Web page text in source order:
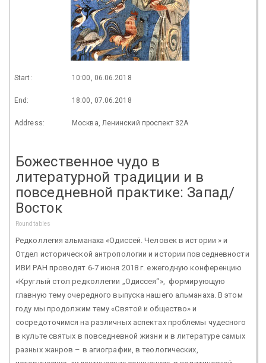
Start: 10:00, 06.06.2018
End: 18:00, 07.06.2018
Address: Москва, Ленинский проспект 32А
Божественное чудо в
литературной традиции и в
повседневной практике: Запад/
Восток
Roundtables
Редколлегия альманаха «Одиссей. Человек в истории » и
Отдел исторической антропологии и истории повседневности
ИВИ РАН проводят 6-7 июня 2018 г. ежегодную конференцию
«Круглый стол редколлегии „Одиссея“», формирующую
главную тему очередного выпуска нашего альманаха. В этом
году мы продолжим тему «Святой и общество» и
сосредоточимся на различных аспектах проблемы чудесного
в культе святых в повседневной жизни и в литературе самых
разных жанров – в агиографии, в теологических,